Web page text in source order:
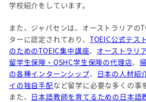
学校紹介をしています。
また、ジャパセンは、オーストラリアの
ターに認定されており、 TOEIC公式テス
のためのTOEIC集中講座、 オーストラリ
留学生保険・OSHC学生保険の代理店、
の各種インターンシップ、 日本の人材紹
イの独自手配など留学に必要な多くの事
また、 日本語教師を育てるための日本語